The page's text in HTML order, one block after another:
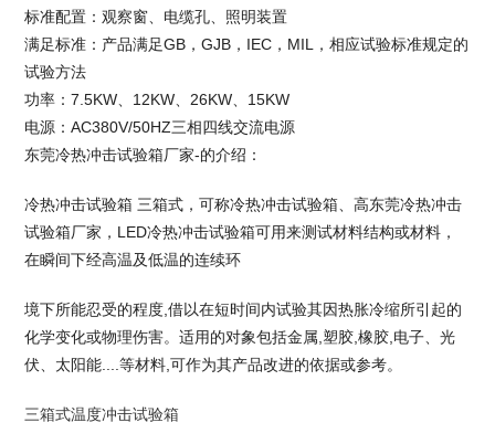
标准配置：观察窗、电缆孔、照明装置
满足标准：产品满足GB，GJB，IEC，MIL，相应试验标准规定的
试验方法
功率：7.5KW、12KW、26KW、15KW
电源：AC380V/50HZ三相四线交流电源
东莞冷热冲击试验箱厂家-的介绍：
冷热冲击试验箱 三箱式，可称冷热冲击试验箱、高东莞冷热冲击
试验箱厂家 ，LED冷热冲击试验箱可用来测试材料结构或材料，
在瞬间下经高温及低温的连续环
境下所能忍受的程度,借以在短时间内试验其因热胀冷缩所引起的
化学变化或物理伤害。适用的对象包括金属,塑胶,橡胶,电子、光
伏、太阳能....等材料,可作为其产品改进的依据或参考。
三箱式温度冲击试验箱